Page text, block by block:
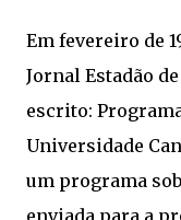
Em fevereiro de
Jornal Estadão
escrito:
Universidade
um programa
enviada para a